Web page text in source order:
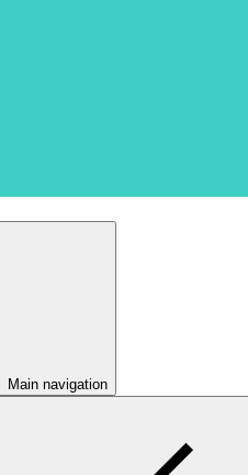
Main navigation